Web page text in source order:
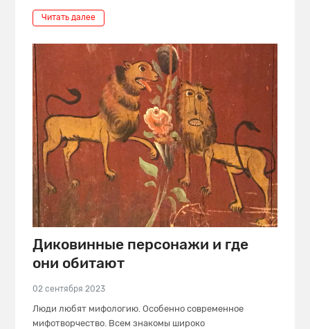
Читать далее
Диковинные персонажи и где
они обитают
02 сентября 2023
Люди любят мифологию. Особенно современное
мифотворчество. Всем знакомы широко